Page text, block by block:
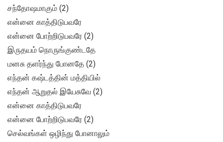
சந்தோஷமாகும் (2)
என்னை காத்திடுபவரே
என்னை போற்றிடுபவரே (2)
இருதயம் நொருங்குண்டதே
மனசு தளர்ந்து போனதே (2)
எந்தன் கஷ்டத்தின் மத்தியில்
எந்தன் ஆறுதல் இயேசுவே (2)
என்னை காத்திடுபவரே
என்னை போற்றிடுபவரே (2)
செல்வங்கள் ஒழிந்து போனாலும்